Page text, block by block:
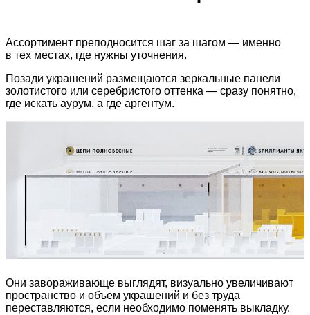
Ассортимент преподносится шаг за шагом — именно
в тех местах, где нужны уточнения.
Позади украшений размещаются зеркальные панели
золотистого или серебристого оттенка — сразу понятно,
где искать аурум, а где аргентум.
Они завораживающе выглядят, визуально увеличивают
пространство и объем украшений и без труда
переставляются, если необходимо поменять выкладку.